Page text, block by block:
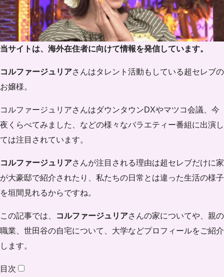
当サイトは、海外在住者に向けて情報を発信しています。
コルファージュリアさんはタレント活動もしている超セレブの
お嬢様。
コルファージュリアさんはダウンタウンDXやマツコ会議、今
夜くらべてみました、などの様々なバラエティー番組に出演し
ては注目されています。
コルファージュリアさんが注目される理由は超セレブだけに家
が大豪邸で紹介されたり、私たちの日常とは違った生活の様子
を垣間見れるからですね。
この記事では、 コルファージュリアさんの家についてや、親の
職業、世田谷の自宅について、大学などプロフィールをご紹介
します。
目次